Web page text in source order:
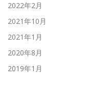
2022年2月
2021年10月
2021年1月
2020年8月
2019年1月